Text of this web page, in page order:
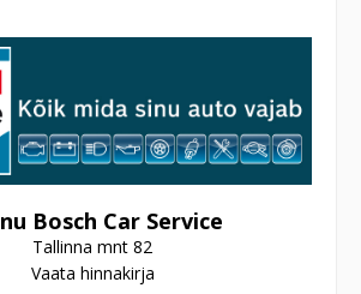
Bosch Car Service
Tallinna mnt 82
Vaata hinnakirja